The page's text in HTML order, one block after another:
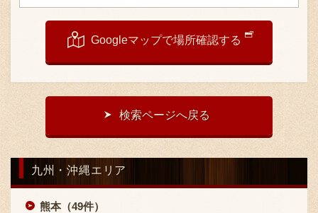
Googleマップで場所確認する
検索ページへ戻る
九州・沖縄エリア
熊本（49件）